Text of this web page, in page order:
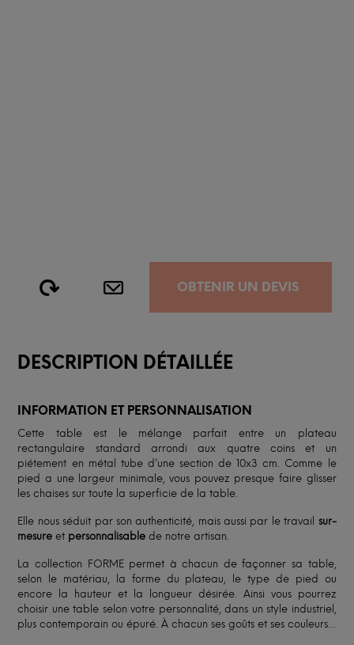
OBTENIR UN DEVIS
DESCRIPTION DÉTAILLÉE
INFORMATION ET PERSONNALISATION
Cette table est le mélange parfait entre un plateau
rectangulaire standard arrondi aux quatre coins et un
piétement en métal tube d’une section de 10x3 cm. Comme le
pied a une largeur minimale, vous pouvez presque faire glisser
les chaises sur toute la superficie de la table.
Elle nous séduit par son authenticité, mais aussi par le travail sur-
mesure et personnalisable de notre artisan.
La collection FORME permet à chacun de façonner sa table,
selon le matériau, la forme du plateau, le type de pied ou
encore la hauteur et la longueur désirée. Ainsi vous pourrez
choisir une table selon votre personnalité, dans un style industriel,
plus contemporain ou épuré. À chacun ses goûts et ses couleurs…